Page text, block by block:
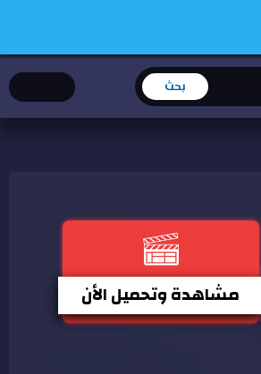
مشاهدة وتحميل الأن